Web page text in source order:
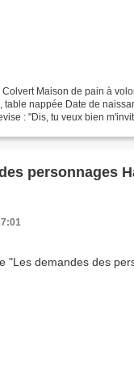
Maison de pain à
table nappée Date de
: "Dis, tu veux bien
personnages